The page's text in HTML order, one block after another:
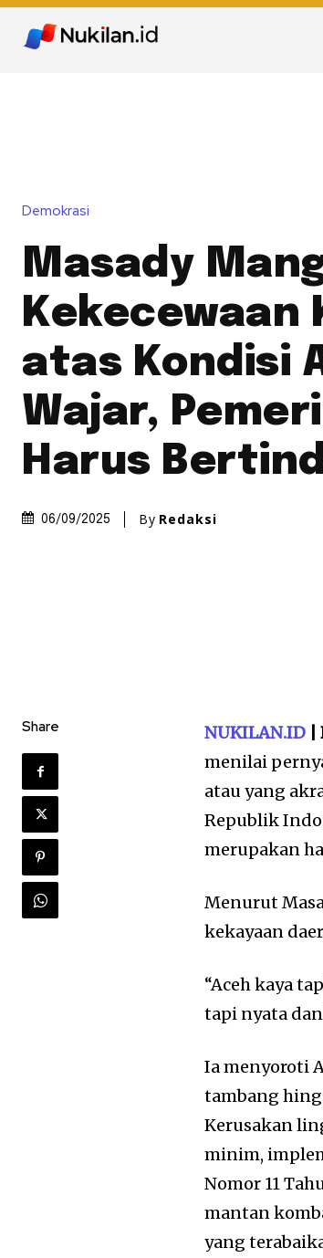
Demokrasi
Masady
Kekecewaan
atas Kondisi
Wajar,
Harus
06/09/2025 By Redaksi
Share NUKILAN.ID
menilai
atau yang
Republik
merupakan
Menurut
kekayaan
“Aceh kaya
tapi nyata dan
Ia menyoroti
tambang
Kerusakan
minim,
Nomor 11
mantan
yang